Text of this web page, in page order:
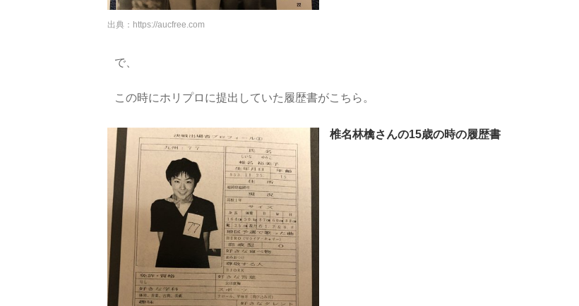
出典： https://aucfree.com
で、
この時にホリプロに提出していた履歴書がこちら。
椎名林檎さんの15歳の時の履歴書